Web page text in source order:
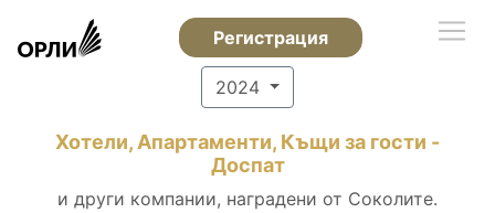
Регистрация
2024
Хотели, Апартаменти, Къщи за гости -
Доспат
и други компании, наградени от Соколите.